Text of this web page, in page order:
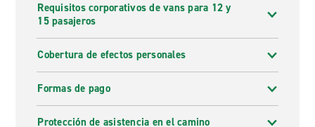
Requisitos corporativos de vans para 12 y
15 pasajeros
Cobertura de efectos personales
Formas de pago
Protección de asistencia en el camino